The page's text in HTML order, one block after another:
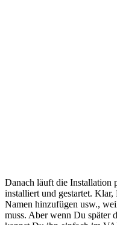
Danach läuft die Installation
installiert und gestartet.
Namen hinzufügen usw.,
muss. Aber wenn Du später